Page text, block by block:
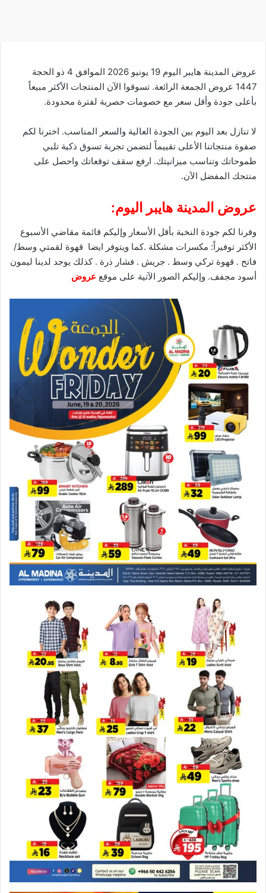
عروض المدينة هايبر اليوم 19 يونيو 2026 الموافق 4 ذو الحجة
1447 عروض الجمعة الرائعة. تسوقوا الآن المنتجات الأكثر مبيعاً
بأعلى جودة وأقل سعر مع خصومات حصرية لفترة محدودة.
لا تنازل بعد اليوم بين الجودة العالية والسعر المناسب. اخترنا لكم
صفوة منتجاتنا الأعلى تقييماً لتضمن تجربة تسوق ذكية تلبي
طموحاتك وتناسب ميزانيتك. ارفع سقف توقعاتك واحصل على
منتجك المفضل الآن.
عروض المدينة هايبر اليوم:
وفرنا لكم جودة النخبة بأقل الأسعار وإليكم قائمة مقاضي الأسبوع
الأكثر توفيراً: مكسرات مشكلة .كما ويتوفر ايضا قهوة لقمتي وسط/
فاتح . قهوة تركي وسط . جريش . فشار ذرة . كذلك يوجد لدينا ليمون
أسود مجفف. وإليكم الصور الآتية على موقع عروض